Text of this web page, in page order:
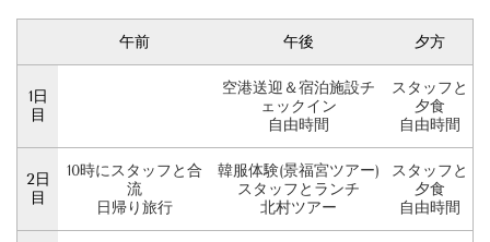
午前 午後 夕方
1日
目
空港送迎＆宿泊施設チ
ェックイン
自由時間
スタッフと
夕食
自由時間
2日
目
10時にスタッフと合
流
日帰り旅行
韓服体験(景福宮ツアー)
スタッフとランチ
北村ツアー
スタッフと
夕食
自由時間